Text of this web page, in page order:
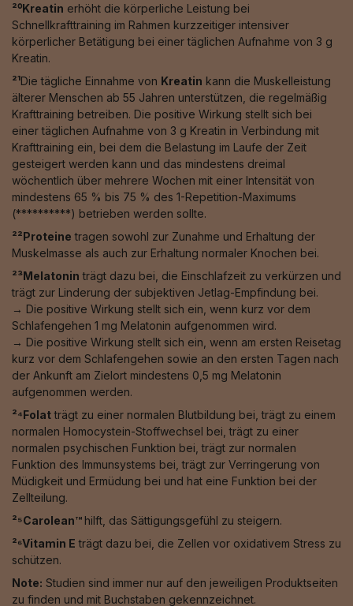
²⁰Kreatin erhöht die körperliche Leistung bei
Schnellkrafttraining im Rahmen kurzzeitiger intensiver
körperlicher Betätigung bei einer täglichen Aufnahme von 3 g
Kreatin.
²¹Die tägliche Einnahme von Kreatin kann die Muskelleistung
älterer Menschen ab 55 Jahren unterstützen, die regelmäßig
Krafttraining betreiben. Die positive Wirkung stellt sich bei
einer täglichen Aufnahme von 3 g Kreatin in Verbindung mit
Krafttraining ein, bei dem die Belastung im Laufe der Zeit
gesteigert werden kann und das mindestens dreimal
wöchentlich über mehrere Wochen mit einer Intensität von
mindestens 65 % bis 75 % des 1-Repetition-Maximums
(**********) betrieben werden sollte.
²²Proteine tragen sowohl zur Zunahme und Erhaltung der
Muskelmasse als auch zur Erhaltung normaler Knochen bei.
²³Melatonin trägt dazu bei, die Einschlafzeit zu verkürzen und
trägt zur Linderung der subjektiven Jetlag-Empfindung bei.
→ Die positive Wirkung stellt sich ein, wenn kurz vor dem
Schlafengehen 1 mg Melatonin aufgenommen wird.
→ Die positive Wirkung stellt sich ein, wenn am ersten Reisetag
kurz vor dem Schlafengehen sowie an den ersten Tagen nach
der Ankunft am Zielort mindestens 0,5 mg Melatonin
aufgenommen werden.
²⁴Folatträgt zu einer normalen Blutbildung bei, trägt zu einem
normalen Homocystein-Stoffwechsel bei, trägt zu einer
normalen psychischen Funktion bei, trägt zur normalen
Funktion des Immunsystems bei, trägt zur Verringerung von
Müdigkeit und Ermüdung bei und hat eine Funktion bei der
Zellteilung.
²⁵Carolean™️ hilft, das Sättigungsgefühl zu steigern.
²⁶Vitamin E trägt dazu bei, die Zellen vor oxidativem Stress zu
schützen.
Note: Studien sind immer nur auf den jeweiligen Produktseiten
zu finden und mit Buchstaben gekennzeichnet.